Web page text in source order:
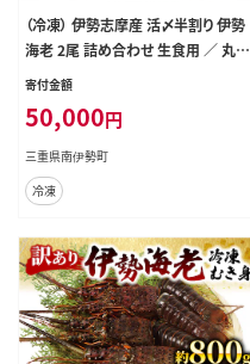
（冷凍） 伊勢志摩産 活〆半割り 伊勢
海老 2尾 詰め合わせ 生食用 ／ 丸池
伊勢えび イセエビ 海の幸 三重県 南
寄付金額
50,000円
三重県南伊勢町
冷凍